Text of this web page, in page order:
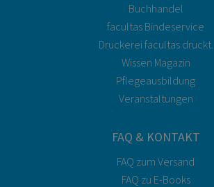
Buchhandel
facultas Bindeservice
Druckerei facultas druckt.
Wissen Magazin
Pflegeausbildung
Veranstaltungen
FAQ & KONTAKT
FAQ zum Versand
FAQ zu E-Books